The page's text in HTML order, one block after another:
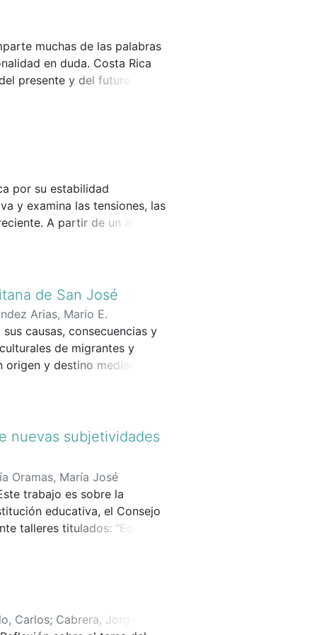
procesados
muchas de las palabras
en duda. Costa Rica
presente y del futuro de la
por su estabilidad
y examina las tensiones, las
A partir de un análisis
sus logros y sus
de una sociedad en
de San José
Arias, Mario E.
causas, consecuencias y
de migrantes y
y destino mediante
nuevas subjetividades
Oramas, María José
trabajo es sobre la
educativa, el Consejo
talleres titulados: "Equidad
estrategias de acción que
Género y Ciudadanía,
Carlos; Cabrera, Jorge